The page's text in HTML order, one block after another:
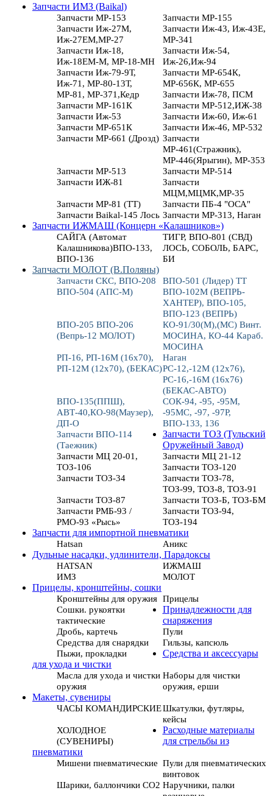
Запчасти ИМЗ (Baikal)
Запчасти МР-153
Запчасти МР-155
Запчасти Иж-27М,
Иж-27ЕМ,МР-27
Запчасти Иж-43, Иж-43Е,
МР-341
Запчасти Иж-18,
Иж-18ЕМ-М, МР-18-МН
Запчасти Иж-54,
Иж-26,Иж-94
Запчасти Иж-79-9Т,
Иж-71, МР-80-13Т,
МР-81, МР-371,Кедр
Запчасти МР-654К,
МР-656К, МР-655
Запчасти Иж-78, ПСМ
Запчасти МР-161К
Запчасти МР-512,ИЖ-38
Запчасти Иж-53
Запчасти Иж-60, Иж-61
Запчасти МР-651К
Запчасти Иж-46, МР-532
Запчасти МР-661 (Дрозд) Запчасти
МР-461(Стражник),
МР-446(Ярыгин), МР-353
Запчасти МР-513
Запчасти МР-514
Запчасти ИЖ-81
Запчасти
МЦМ,МЦМК,МР-35
Запчасти МР-81 (ТТ)
Запчасти ПБ-4 "ОСА"
Запчасти Baikal-145 Лось Запчасти МР-313, Наган
Запчасти ИЖМАШ (Концерн «Калашников»)
САЙГА (Автомат
Калашникова)ВПО-133,
ВПО-136
ТИГР, ВПО-801 (СВД)
ЛОСЬ, СОБОЛЬ, БАРС,
БИ
Запчасти МОЛОТ (В.Поляны)
Запчасти СКС, ВПО-208
ВПО-501 (Лидер) ТТ
ВПО-504 (АПС-М)
ВПО-102М (ВЕПРЬ-
ХАНТЕР), ВПО-105,
ВПО-123 (ВЕПРЬ)
ВПО-205 ВПО-206
(Вепрь-12 МОЛОТ)
КО-91/30(М),(МС) Винт.
МОСИНА, КО-44 Караб.
МОСИНА
РП-16, РП-16М (16х70),
РП-12М (12х70), (БЕКАС)
Наган
РС-12,-12М (12х76),
РС-16,-16М (16х76)
(БЕКАС-АВТО)
ВПО-135(ППШ),
АВТ-40,КО-98(Маузер),
ДП-О
СОК-94, -95, -95М,
-95МС, -97, -97Р,
ВПО-133, 136
Запчасти ВПО-114
(Таежник)
Запчасти ТОЗ (Тульский
Оружейный Завод)
Запчасти МЦ 20-01,
ТОЗ-106
Запчасти МЦ 21-12
Запчасти ТОЗ-120
Запчасти ТОЗ-34
Запчасти ТОЗ-78,
ТОЗ-99, ТОЗ-8, ТОЗ-91
Запчасти ТОЗ-87
Запчасти ТОЗ-Б, ТОЗ-БМ
Запчасти РМБ-93 /
РМО-93 «Рысь»
Запчасти ТОЗ-94,
ТОЗ-194
Запчасти для импортной пневматики
Hatsan
Аникс
Дульные насадки, удлинители, Парадоксы
HATSAN
ИЖМАШ
ИМЗ
МОЛОТ
Прицелы, кронштейны, сошки
Кронштейны для оружия Прицелы
Сошки. рукоятки
тактические
Принадлежности для
снаряжения
Дробь, картечь
Пули
Средства для снарядки
Гильзы, капсюль
Пыжи, прокладки
Средства и аксессуары
для ухода и чистки
Масла для ухода и чистки
оружия
Наборы для чистки
оружия, ерши
Макеты, сувениры
ЧАСЫ КОМАНДИРСКИЕШкатулки, футляры,
кейсы
ХОЛОДНОЕ
(СУВЕНИРЫ)
Расходные материалы
для стрельбы из
пневматики
Мишени пневматические Пули для пневматических
винтовок
Шарики, баллончики СО2 Наручники, палки